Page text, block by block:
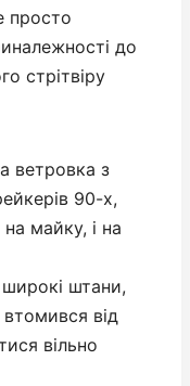
просто
до
стрітвіру
ветровка з
90-х,
майку, і на
штани,
від
вільно